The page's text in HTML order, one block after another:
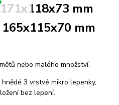
171x118x73 mm
165x115x70 mm
nebo malého množství.
3 vrstvé mikro lepenky,
bez lepení.